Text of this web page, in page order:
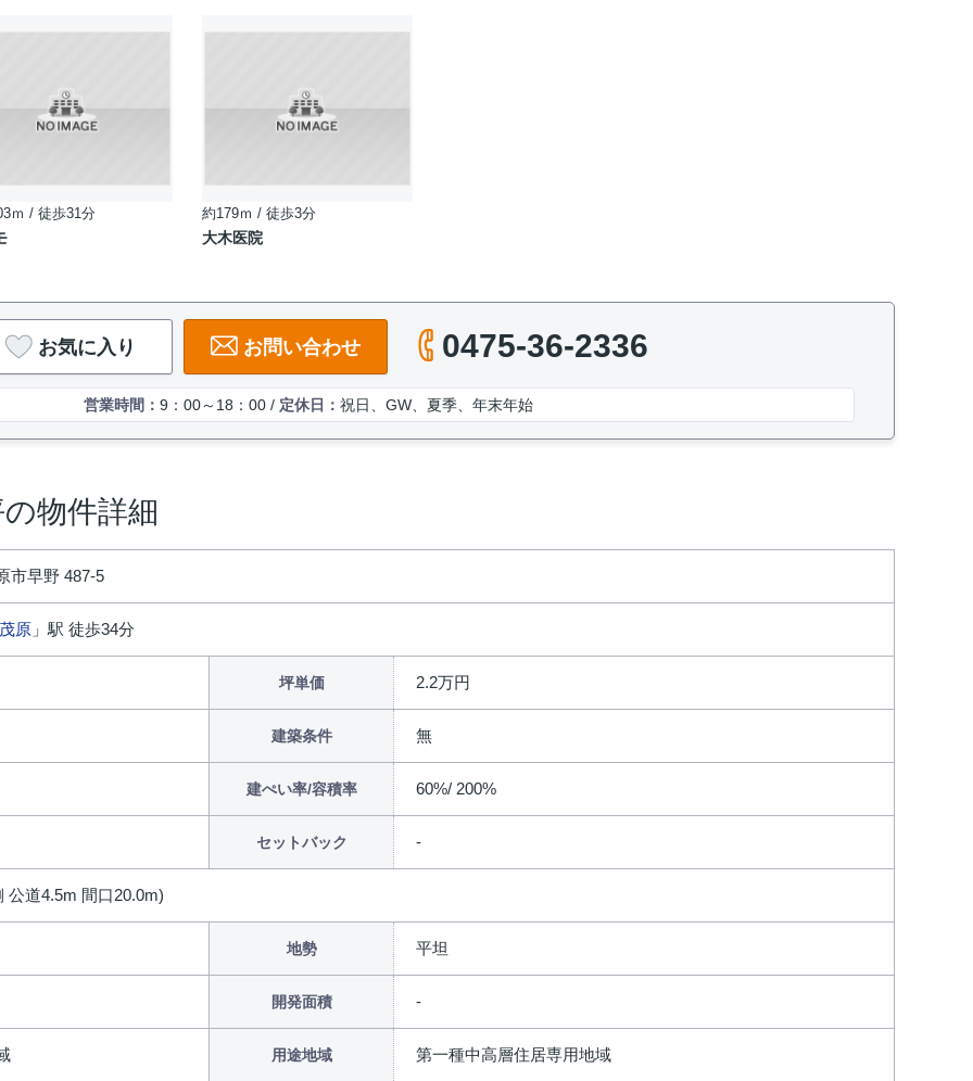
ｍ / 徒歩31分 約179ｍ / 徒歩3分
大木医院
お気に入り お問い合わせ 0475-36-2336
営業時間： 9：00～18：00 / 定休日： 祝日、GW、夏季、年末年始
物件詳細
市早野 487-5
茂原 」駅 徒歩34分
坪単価 2.2万円
建築条件 無
建ぺい率/容積率 60%/ 200%
セットバック
公道4.5m 間口20.0m)
地勢 平坦
開発面積
用途地域 第一種中高層住居専用地域